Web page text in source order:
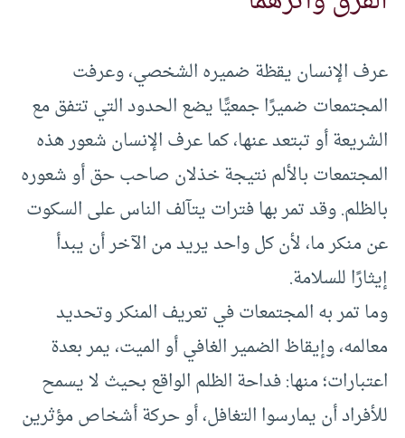
عرف الإنسان يقظة ضميره الشخصي، وعرفت
المجتمعات ضميرًا جمعيًّا يضع الحدود التي تتفق مع
الشريعة أو تبتعد عنها، كما عرف الإنسان شعور هذه
المجتمعات بالألم نتيجة خذلان صاحب حق أو شعوره
بالظلم. وقد تمر بها فترات يتآلف الناس على السكوت
عن منكر ما، لأن كل واحد يريد من الآخر أن يبدأ
إيثارًا للسلامة.
وما تمر به المجتمعات في تعريف المنكر وتحديد
معالمه، وإيقاظ الضمير الغافي أو الميت، يمر بعدة
اعتبارات؛ منها: فداحة الظلم الواقع بحيث لا يسمح
للأفراد أن يمارسوا التغافل، أو حركة أشخاص مؤثرين